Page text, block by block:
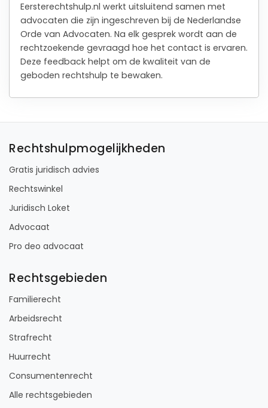
Eersterechtshulp.nl werkt uitsluitend samen met
advocaten die zijn ingeschreven bij de Nederlandse
Orde van Advocaten. Na elk gesprek wordt aan de
rechtzoekende gevraagd hoe het contact is ervaren.
Deze feedback helpt om de kwaliteit van de
geboden rechtshulp te bewaken.
Rechtshulpmogelijkheden
Gratis juridisch advies
Rechtswinkel
Juridisch Loket
Advocaat
Pro deo advocaat
Rechtsgebieden
Familierecht
Arbeidsrecht
Strafrecht
Huurrecht
Consumentenrecht
Alle rechtsgebieden